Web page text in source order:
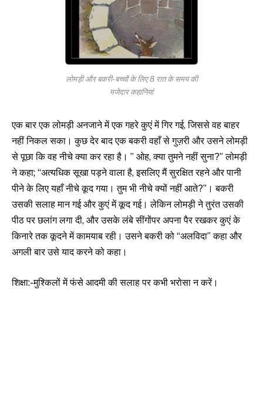
लोमड़ी और बकरी-बच्चों के लिए 8 रात के समय की
मजेदार कहानियां
एक बार एक लोमड़ी अनजाने में एक गहरे कुएं में गिर गई, जिससे वह बाहर
नहीं निकल सका। कुछ देर बाद एक बकरी वहाँ से गुज़री और उसने लोमड़ी
से पूछा कि वह नीचे क्या कर रहा है। ” ओह, क्या तुमने नहीं सुना?” लोमड़ी
ने कहा; “अत्यधिक सूखा पड़ने वाला है, इसलिए मैं सुरक्षित रहने और पानी
पीने के लिए यहाँ नीचे कूद गया। तुम भी नीचे क्यों नहीं आते?”। बकरी
उसकी सलाह मान गई और कुएं में कूद गई। लेकिन लोमड़ी ने तुरंत उसकी
पीठ पर छलांग लगा दी, और उसके लंबे सींगोंपर अपना पैर रखकर कुएं के
किनारे तक कूदने में कामयाब रही। उसने बकरी को “अलविदा” कहा और
अगली बार उसे याद करने को कहा।
शिक्षा:-मुश्किलों में फंसे आदमी की सलाह पर कभी भरोसा न करें।